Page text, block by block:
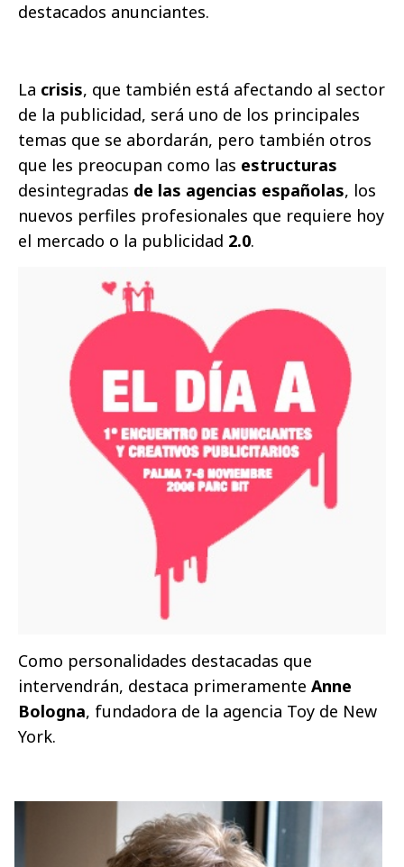
destacados anunciantes.
La crisis, que también está afectando al sector
de la publicidad, será uno de los principales
temas que se abordarán, pero también otros
que les preocupan como las estructuras
desintegradas de las agencias españolas, los
nuevos perfiles profesionales que requiere hoy
el mercado o la publicidad 2.0.
Como personalidades destacadas que
intervendrán, destaca primeramente Anne
Bologna, fundadora de la agencia Toy de New
York.